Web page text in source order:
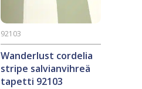
Wanderlust cordelia
stripe salvianvihreä
tapetti 92103
92103